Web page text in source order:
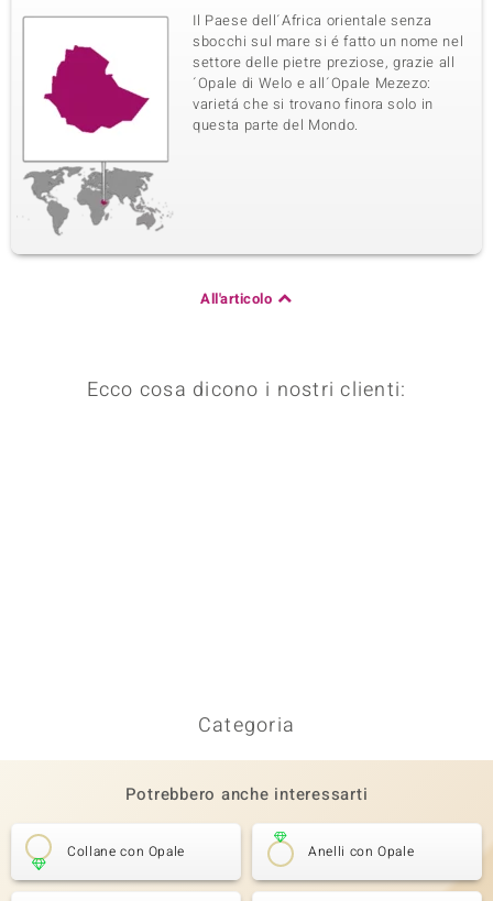
Il Paese dell´Africa orientale senza
sbocchi sul mare si é fatto un nome nel
settore delle pietre preziose, grazie all
´Opale di Welo e all´Opale Mezezo:
varietá che si trovano finora solo in
questa parte del Mondo.
All'articolo
Ecco cosa dicono i nostri clienti:
Categoria
Potrebbero anche interessarti
Collane con Opale Anelli con Opale